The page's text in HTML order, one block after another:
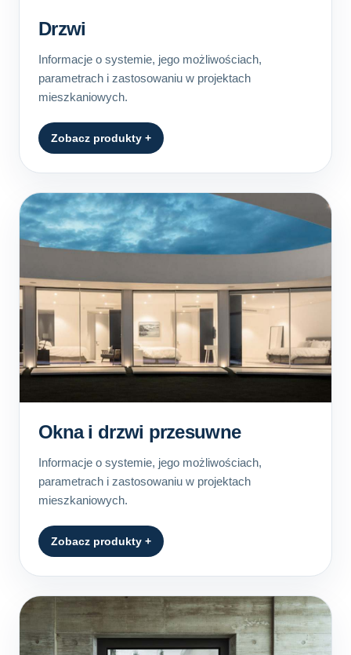
Drzwi
Informacje o systemie, jego możliwościach,
parametrach i zastosowaniu w projektach
mieszkaniowych.
Zobacz produkty +
Okna i drzwi przesuwne
Informacje o systemie, jego możliwościach,
parametrach i zastosowaniu w projektach
mieszkaniowych.
Zobacz produkty +